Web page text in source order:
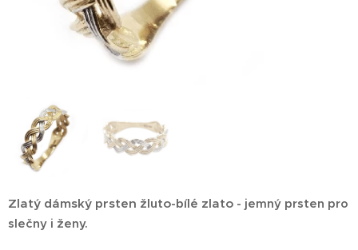
Zlatý dámský prsten žluto-bílé zlato - jemný prsten pro
slečny i ženy.